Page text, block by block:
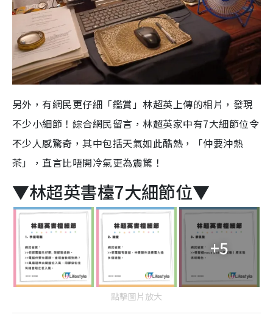
另外，有網民更仔細「鑑賞」林超英上傳的相片，發現
不少小細節！綜合網民留言，林超英家中有7大細節位令
不少人感驚奇，其中包括天氣如此酷熱，「仲要沖熱
茶」，直言比唔開冷氣更為震驚！
▼林超英書檯7大細節位▼
+5
點擊圖片放大